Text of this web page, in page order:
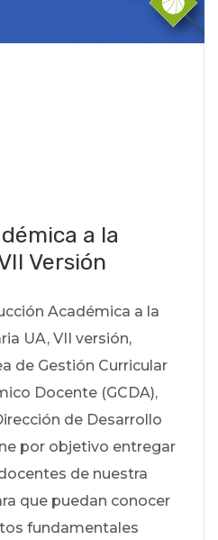
a la
Versión
Académica a la
UA, VII versión,
de Gestión Curricular
Docente (GCDA),
de Desarrollo
por objetivo entregar
de nuestra
que puedan conocer
fundamentales